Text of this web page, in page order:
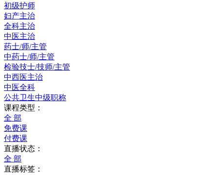
初级护师
妇产主治
全科主治
中医主治
药士/师/主管
中药士/师/主管
检验技士/技师/主管
中西医主治
中医全科
公共卫生中级职称
课程类型：
全 部
免费课
付费课
直播状态：
全 部
直播标签：